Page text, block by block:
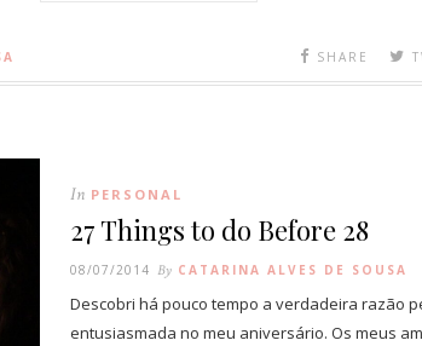
SHARE
In PERSONAL
27 Things to do Before 28
08/07/2014 By CATARINA ALVES DE SOUSA
Descobri há pouco tempo a verdadeira razão
entusiasmada no meu aniversário. Os meus